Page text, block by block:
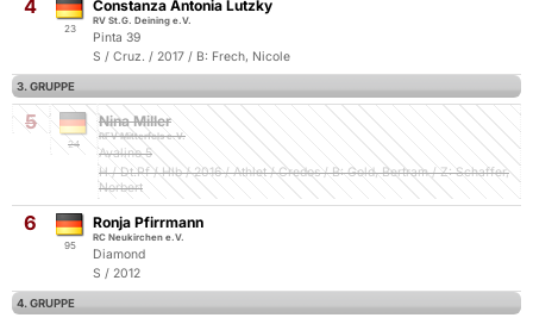
4
23
Constanza Antonia Lutzky
RV St.G. Deining e.V.
Pinta 39
S / Cruz. / 2017 / B: Frech, Nicole
3. GRUPPE
5
24
Nina Miller
RFV Mitterfels e.V.
Avalino 5
H / Dt.Pf / Hlb / 2016 / Athlet / Credos / B: Gold, Bertram / Z: Schaffer,
Norbert
6
95
Ronja Pfirrmann
RC Neukirchen e.V.
Diamond
S / 2012
4. GRUPPE